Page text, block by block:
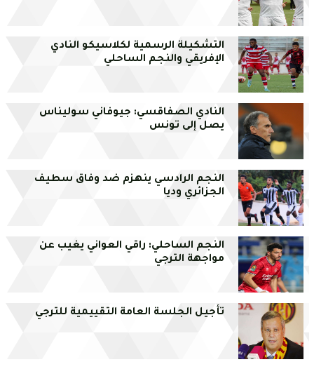
التشكيلة الرسمية لكلاسيكو النادي
الإفريقي والنجم الساحلي
النادي الصفاقسي: جيوفاني سوليناس
يصل إلى تونس
النجم الرادسي ينهزم ضد وفاق سطيف
الجزائري وديا
النجم الساحلي: راقي العواني يغيب عن
مواجهة الترجي
تأجيل الجلسة العامة التقييمية للترجي